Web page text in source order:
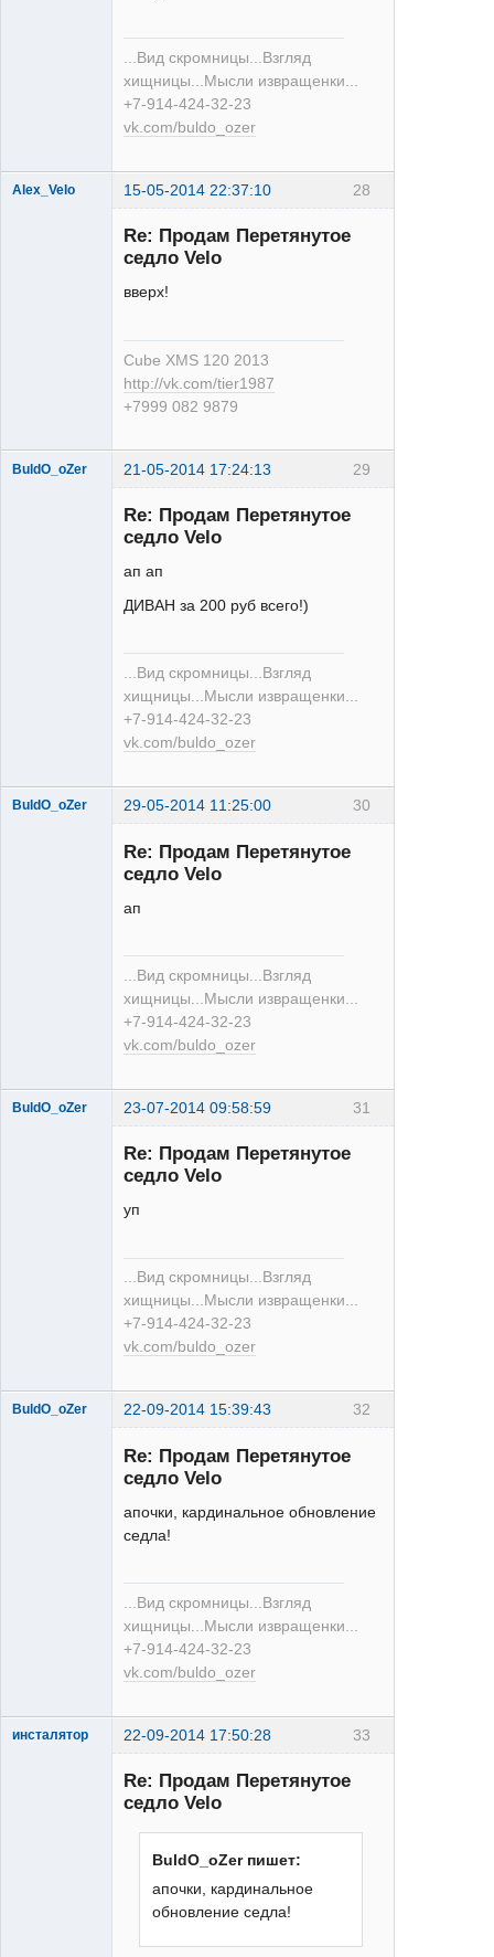
...Вид скромницы...Взгляд
хищницы...Мысли извращенки...
+7-914-424-32-23
vk.com/buldo_ozer
28
Alex_Velo 15-05-2014 22:37:10
Re: Продам Перетянутое
седло Velo
вверх!
Cube XMS 120 2013
http://vk.com/tier1987
+7999 082 9879
29
BuldO_oZer 21-05-2014 17:24:13
Re: Продам Перетянутое
седло Velo
ап ап
ДИВАН за 200 руб всего!)
...Вид скромницы...Взгляд
хищницы...Мысли извращенки...
+7-914-424-32-23
vk.com/buldo_ozer
30
BuldO_oZer 29-05-2014 11:25:00
Re: Продам Перетянутое
седло Velo
ап
...Вид скромницы...Взгляд
хищницы...Мысли извращенки...
+7-914-424-32-23
vk.com/buldo_ozer
31
BuldO_oZer 23-07-2014 09:58:59
Re: Продам Перетянутое
седло Velo
уп
...Вид скромницы...Взгляд
хищницы...Мысли извращенки...
+7-914-424-32-23
vk.com/buldo_ozer
32
BuldO_oZer 22-09-2014 15:39:43
Re: Продам Перетянутое
седло Velo
апочки, кардинальное обновление
седла!
...Вид скромницы...Взгляд
хищницы...Мысли извращенки...
+7-914-424-32-23
vk.com/buldo_ozer
33
инсталятор 22-09-2014 17:50:28
Re: Продам Перетянутое
седло Velo
BuldO_oZer пишет:
апочки, кардинальное
обновление седла!